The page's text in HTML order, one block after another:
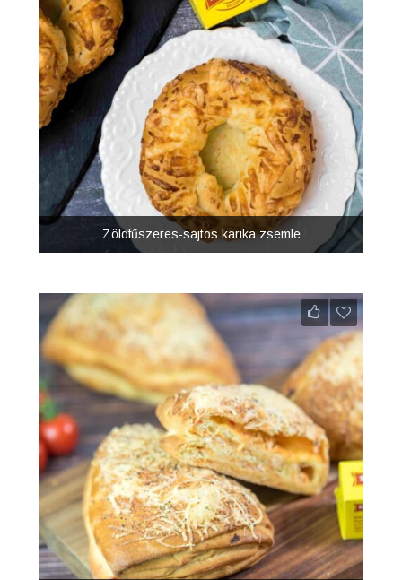
Zöldfűszeres-sajtos karika zsemle